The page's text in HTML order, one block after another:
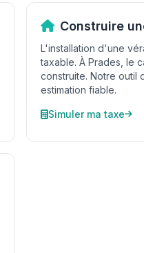
Construire
L'installation d'une
taxable. À Prades, le
construite. Notre outil
estimation fiable.
Simuler ma taxe